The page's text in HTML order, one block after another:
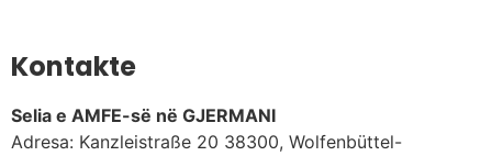
Kontakte
Selia e AMFE-së në GJERMANI
Adresa: Kanzleistraße 20 38300, Wolfenbüttel-